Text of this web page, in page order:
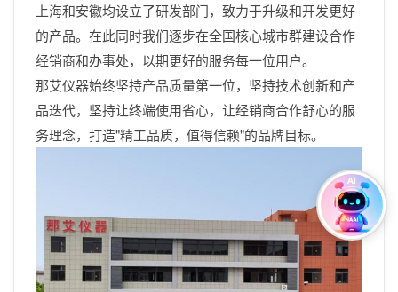
上海和安徽均设立了研发部门，致力于升级和开发更好
的产品。在此同时我们逐步在全国核心城市群建设合作
经销商和办事处，以期更好的服务每一位用户。
那艾仪器始终坚持产品质量第一位，坚持技术创新和产
品迭代，坚持让终端使用省心，让经销商合作舒心的服
务理念，打造"精工品质，值得信赖"的品牌目标。